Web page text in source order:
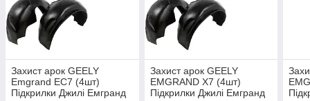
Захист арок GEELY
Emgrand EC7 (4шт)
Підкрилки Джилі Емгранд
Захист арок GEELY
EMGRAND X7 (4шт)
Підкрилки Джилі Емгранд